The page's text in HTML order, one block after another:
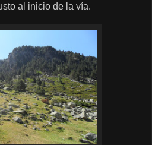
al inicio de la vía.